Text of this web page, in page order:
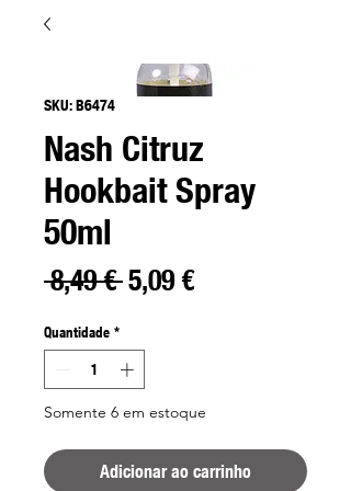
SKU: B6474
Nash Citruz
Hookbait Spray
50ml
8,49 € Preço
5,09 €Preço
Quantidade *
Somente 6 em estoque
Adicionar ao carrinho